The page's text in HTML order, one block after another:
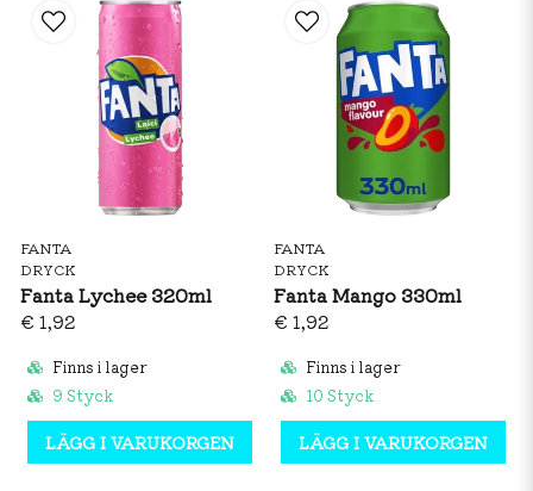
FANTA
DRYCK
Fanta Lychee 320ml
€ 1,92
Finns i lager
9 Styck
LÄGG I VARUKORGEN
FANTA
DRYCK
Fanta Mango 330ml
€ 1,92
Finns i lager
10 Styck
LÄGG I VARUKORGEN